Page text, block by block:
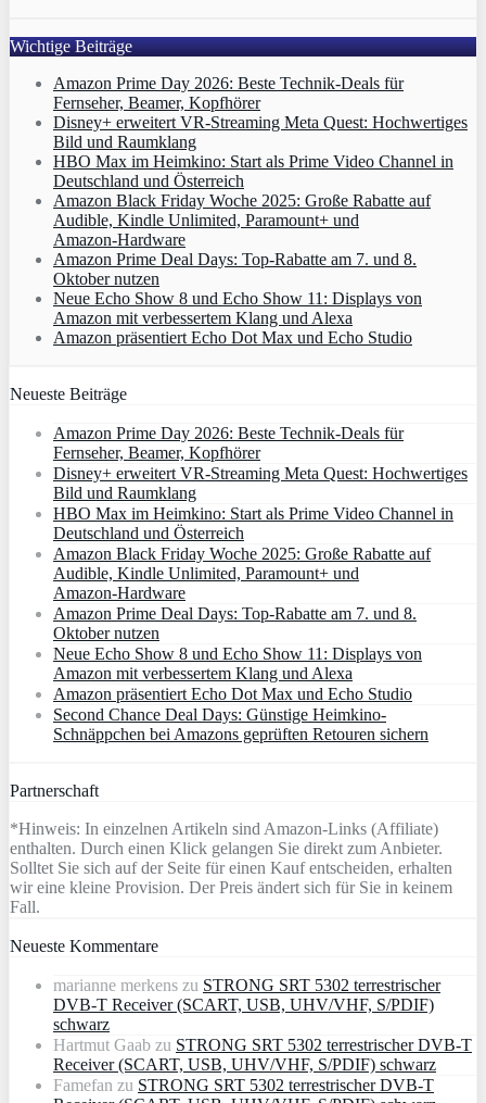
Wichtige Beiträge
Amazon Prime Day 2026: Beste Technik-Deals für
Fernseher, Beamer, Kopfhörer
Disney+ erweitert VR‑Streaming Meta Quest: Hochwertiges
Bild und Raumklang
HBO Max im Heimkino: Start als Prime Video Channel in
Deutschland und Österreich
Amazon Black Friday Woche 2025: Große Rabatte auf
Audible, Kindle Unlimited, Paramount+ und
Amazon‑Hardware
Amazon Prime Deal Days: Top-Rabatte am 7. und 8.
Oktober nutzen
Neue Echo Show 8 und Echo Show 11: Displays von
Amazon mit verbessertem Klang und Alexa
Amazon präsentiert Echo Dot Max und Echo Studio
Neueste Beiträge
Amazon Prime Day 2026: Beste Technik-Deals für
Fernseher, Beamer, Kopfhörer
Disney+ erweitert VR‑Streaming Meta Quest: Hochwertiges
Bild und Raumklang
HBO Max im Heimkino: Start als Prime Video Channel in
Deutschland und Österreich
Amazon Black Friday Woche 2025: Große Rabatte auf
Audible, Kindle Unlimited, Paramount+ und
Amazon‑Hardware
Amazon Prime Deal Days: Top-Rabatte am 7. und 8.
Oktober nutzen
Neue Echo Show 8 und Echo Show 11: Displays von
Amazon mit verbessertem Klang und Alexa
Amazon präsentiert Echo Dot Max und Echo Studio
Second Chance Deal Days: Günstige Heimkino-
Schnäppchen bei Amazons geprüften Retouren sichern
Partnerschaft
*Hinweis: In einzelnen Artikeln sind Amazon-Links (Affiliate)
enthalten. Durch einen Klick gelangen Sie direkt zum Anbieter.
Solltet Sie sich auf der Seite für einen Kauf entscheiden, erhalten
wir eine kleine Provision. Der Preis ändert sich für Sie in keinem
Fall.
Neueste Kommentare
marianne merkens zu STRONG SRT 5302 terrestrischer
DVB-T Receiver (SCART, USB, UHV/VHF, S/PDIF)
schwarz
Hartmut Gaab zu STRONG SRT 5302 terrestrischer DVB-T
Receiver (SCART, USB, UHV/VHF, S/PDIF) schwarz
Famefan zu STRONG SRT 5302 terrestrischer DVB-T